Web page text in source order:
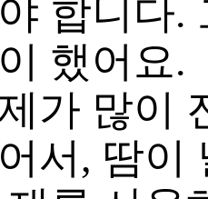
합니다.
했어요.
가 많이
서, 땀이